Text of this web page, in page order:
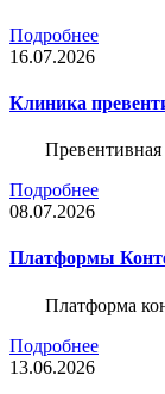
Подробнее
16.07.2026
Клиника
Подробнее
08.07.2026
Платформы
Платформа
Подробнее
13.06.2026